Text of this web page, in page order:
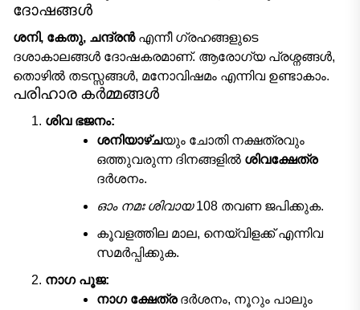
ദോഷങ്ങൾ
ശനി, കേതു, ചന്ദ്രൻഎന്നീ ഗ്രഹങ്ങളുടെ
ദശാകാലങ്ങൾ ദോഷകരമാണ്. ആരോഗ്യ പ്രശ്നങ്ങൾ,
തൊഴിൽ തടസ്സങ്ങൾ, മനോവിഷമം എന്നിവ ഉണ്ടാകാം.
പരിഹാര കർമ്മങ്ങൾ
ശിവ ഭജനം:
ശനിയാഴ്ചയും ചോതി നക്ഷത്രവും
ഒത്തുവരുന്ന ദിനങ്ങളിൽ ശിവക്ഷേത്ര
ദർശനം.
ഓം നമഃ ശിവായ108 തവണ ജപിക്കുക.
കൂവളത്തില മാല, നെയ്‌വിളക്ക് എന്നിവ
സമർപ്പിക്കുക.
നാഗ പൂജ:
നാഗ ക്ഷേത്രദർശനം, നൂറും പാലും